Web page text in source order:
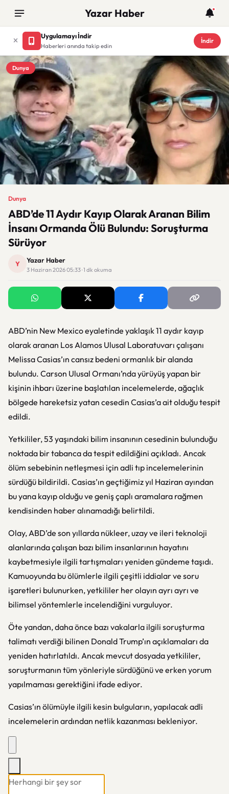
Yazar Haber
Uygulamayı İndir
Haberleri anında takip edin
İndir
Dunya
Dunya
ABD’de 11 Aydır Kayıp Olarak Aranan Bilim
İnsanı Ormanda Ölü Bulundu: Soruşturma
Sürüyor
Y Yazar Haber
3 Haziran 2026 05:33 · 1 dk okuma
ABD’nin New Mexico eyaletinde yaklaşık 11 aydır kayıp
olarak aranan Los Alamos Ulusal Laboratuvarı çalışanı
Melissa Casias’ın cansız bedeni ormanlık bir alanda
bulundu. Carson Ulusal Ormanı’nda yürüyüş yapan bir
kişinin ihbarı üzerine başlatılan incelemelerde, ağaçlık
bölgede hareketsiz yatan cesedin Casias’a ait olduğu tespit
edildi.
Yetkililer, 53 yaşındaki bilim insanının cesedinin bulunduğu
noktada bir tabanca da tespit edildiğini açıkladı. Ancak
ölüm sebebinin netleşmesi için adli tıp incelemelerinin
sürdüğü bildirildi. Casias’ın geçtiğimiz yıl Haziran ayından
bu yana kayıp olduğu ve geniş çaplı aramalara rağmen
kendisinden haber alınamadığı belirtildi.
Olay, ABD’de son yıllarda nükleer, uzay ve ileri teknoloji
alanlarında çalışan bazı bilim insanlarının hayatını
kaybetmesiyle ilgili tartışmaları yeniden gündeme taşıdı.
Kamuoyunda bu ölümlerle ilgili çeşitli iddialar ve soru
işaretleri bulunurken, yetkililer her olayın ayrı ayrı ve
bilimsel yöntemlerle incelendiğini vurguluyor.
Öte yandan, daha önce bazı vakalarla ilgili soruşturma
talimatı verdiği bilinen Donald Trump’ın açıklamaları da
yeniden hatırlatıldı. Ancak mevcut dosyada yetkililer,
soruşturmanın tüm yönleriyle sürdüğünü ve erken yorum
yapılmaması gerektiğini ifade ediyor.
Casias’ın ölümüyle ilgili kesin bulguların, yapılacak adli
incelemelerin ardından netlik kazanması bekleniyor.